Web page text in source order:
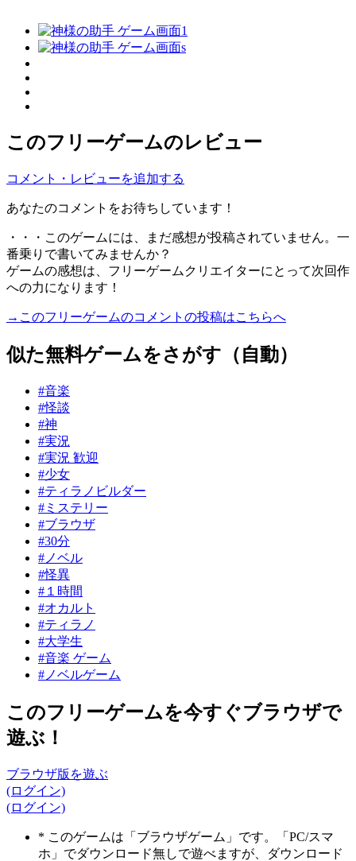
このフリーゲームのレビュー
コメント・レビューを追加する
あなたのコメントをお待ちしています！
・・・このゲームには、まだ感想が投稿されていません。一
番乗りで書いてみませんか？
ゲームの感想は、フリーゲームクリエイターにとって次回作
への力になります！
→このフリーゲームのコメントの投稿はこちらへ
似た無料ゲームをさがす（自動）
#音楽
#怪談
#神
#実況
#実況 歓迎
#少女
#ティラノビルダー
#ミステリー
#ブラウザ
#30分
#ノベル
#怪異
#１時間
#オカルト
#ティラノ
#大学生
#音楽 ゲーム
#ノベルゲーム
このフリーゲームを今すぐブラウザで
遊ぶ！
ブラウザ版を遊ぶ
(ログイン)
(ログイン)
* このゲームは「ブラウザゲーム」です。「PC/スマ
ホ」でダウンロード無しで遊べますが、ダウンロード